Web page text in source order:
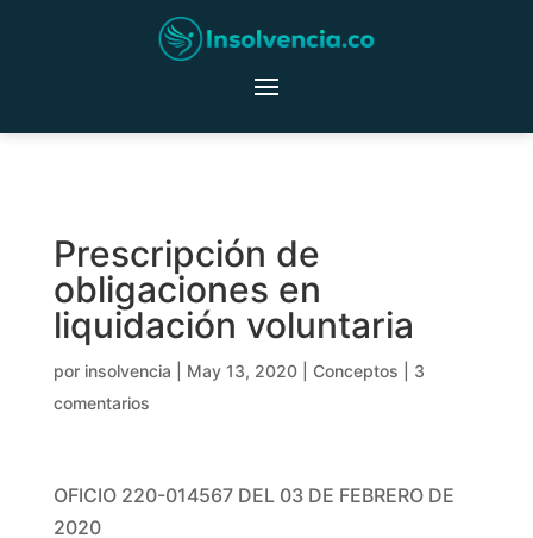
Prescripción de
obligaciones en
liquidación voluntaria
por insolvencia May 13, 2020| Conceptos
3
comentarios
OFICIO 220-014567 DEL 03 DE FEBRERO DE
2020